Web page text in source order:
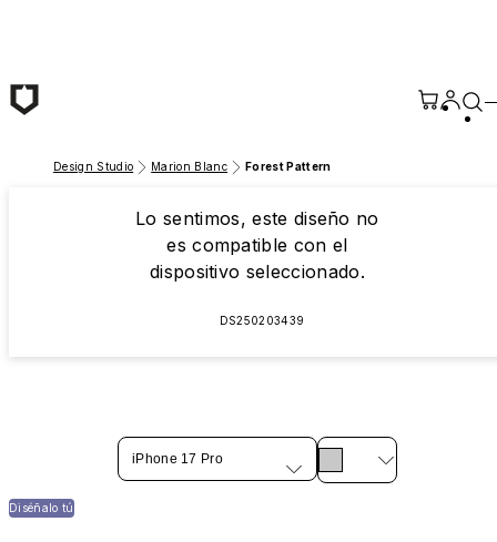
Design Studio Marion Blanc Forest Pattern
Lo sentimos, este diseño no
es compatible con el
dispositivo seleccionado.
DS250203439
iPhone 17 Pro
Diséñalo tú